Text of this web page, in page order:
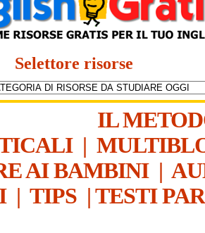
Selettore risorse
IL
|
AI BAMBINI|
| TIPS | TESTI